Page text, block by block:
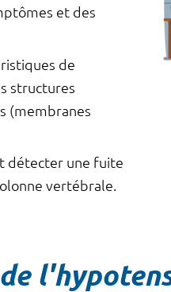
et des
de
structures
(membranes
détecter une fuite
vertébrale.